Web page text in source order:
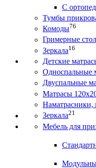
С
Тумбы
Комоды76
Гримерные
Зеркала16
Детские
Односпальные
Двуспальные
Матрасы
Наматрасники,
Зеркала21
Мебель для